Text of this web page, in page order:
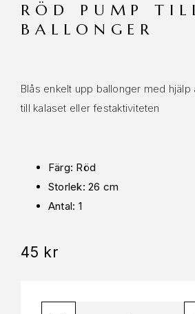
RÖD PUMP
BALLONGER
Blås enkelt upp ballonger med
till kalaset eller festaktiviteten
Färg: Röd
Storlek: 26 cm
Antal: 1
45 kr